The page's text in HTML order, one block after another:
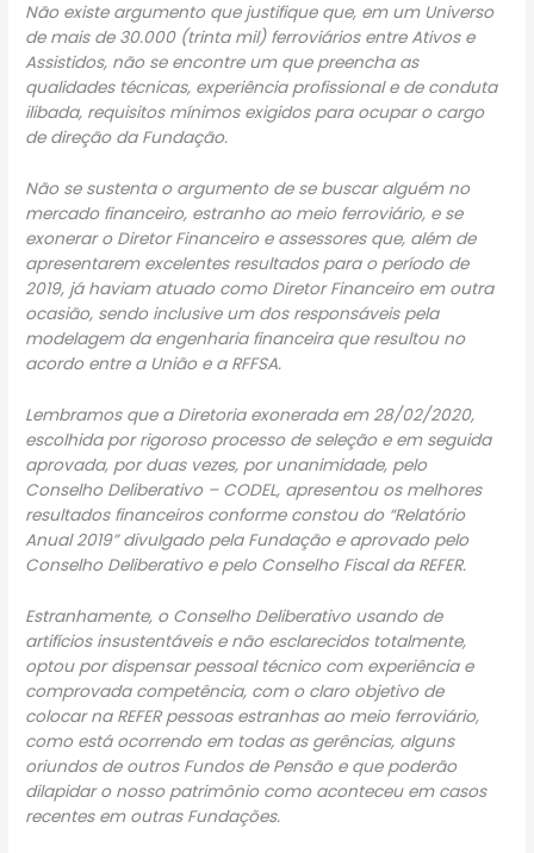
Não existe argumento que justifique que, em um Universo
de mais de 30.000 (trinta mil) ferroviários entre Ativos e
Assistidos, não se encontre um que preencha as
qualidades técnicas, experiência profissional e de conduta
ilibada, requisitos mínimos exigidos para ocupar o cargo
de direção da Fundação.
Não se sustenta o argumento de se buscar alguém no
mercado financeiro, estranho ao meio ferroviário, e se
exonerar o Diretor Financeiro e assessores que, além de
apresentarem excelentes resultados para o período de
2019, já haviam atuado como Diretor Financeiro em outra
ocasião, sendo inclusive um dos responsáveis pela
modelagem da engenharia financeira que resultou no
acordo entre a União e a RFFSA.
Lembramos que a Diretoria exonerada em 28/02/2020,
escolhida por rigoroso processo de seleção e em seguida
aprovada, por duas vezes, por unanimidade, pelo
Conselho Deliberativo – CODEL, apresentou os melhores
resultados financeiros conforme constou do “Relatório
Anual 2019” divulgado pela Fundação e aprovado pelo
Conselho Deliberativo e pelo Conselho Fiscal da REFER.
Estranhamente, o Conselho Deliberativo usando de
artifícios insustentáveis e não esclarecidos totalmente,
optou por dispensar pessoal técnico com experiência e
comprovada competência, com o claro objetivo de
colocar na REFER pessoas estranhas ao meio ferroviário,
como está ocorrendo em todas as gerências, alguns
oriundos de outros Fundos de Pensão e que poderão
dilapidar o nosso patrimônio como aconteceu em casos
recentes em outras Fundações.